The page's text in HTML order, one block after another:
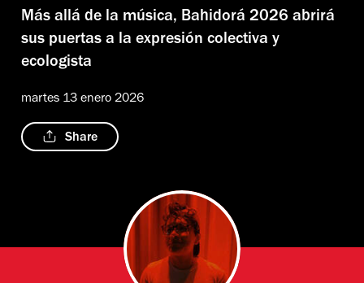
Más allá de la música, Bahidorá 2026 abrirá
sus puertas a la expresión colectiva y
ecologista
martes 13 enero 2026
Share